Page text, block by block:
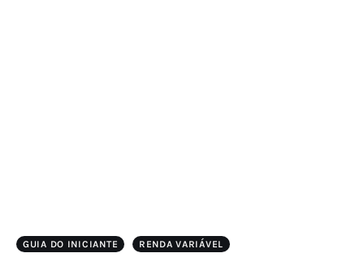
GUIA DO INICIANTE RENDA VARIÁVEL